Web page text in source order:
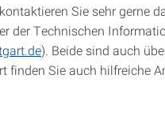
Sie sehr gerne
der Technischen
). Beide sind auch
finden Sie auch hilfreiche